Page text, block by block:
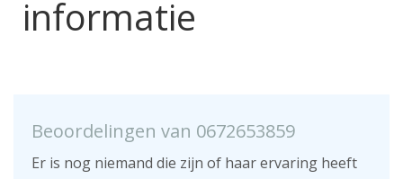
informatie
Beoordelingen van 0672653859
Er is nog niemand die zijn of haar ervaring heeft